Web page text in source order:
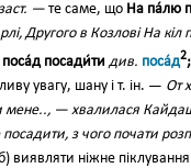
—те саме, що На па́лю
Другого в Козлові На кіл
посади́ти див. поса́д2
увагу, шану і т. ін. — От
мене.., — хвалилася
з чого почати
виявляти ніжне